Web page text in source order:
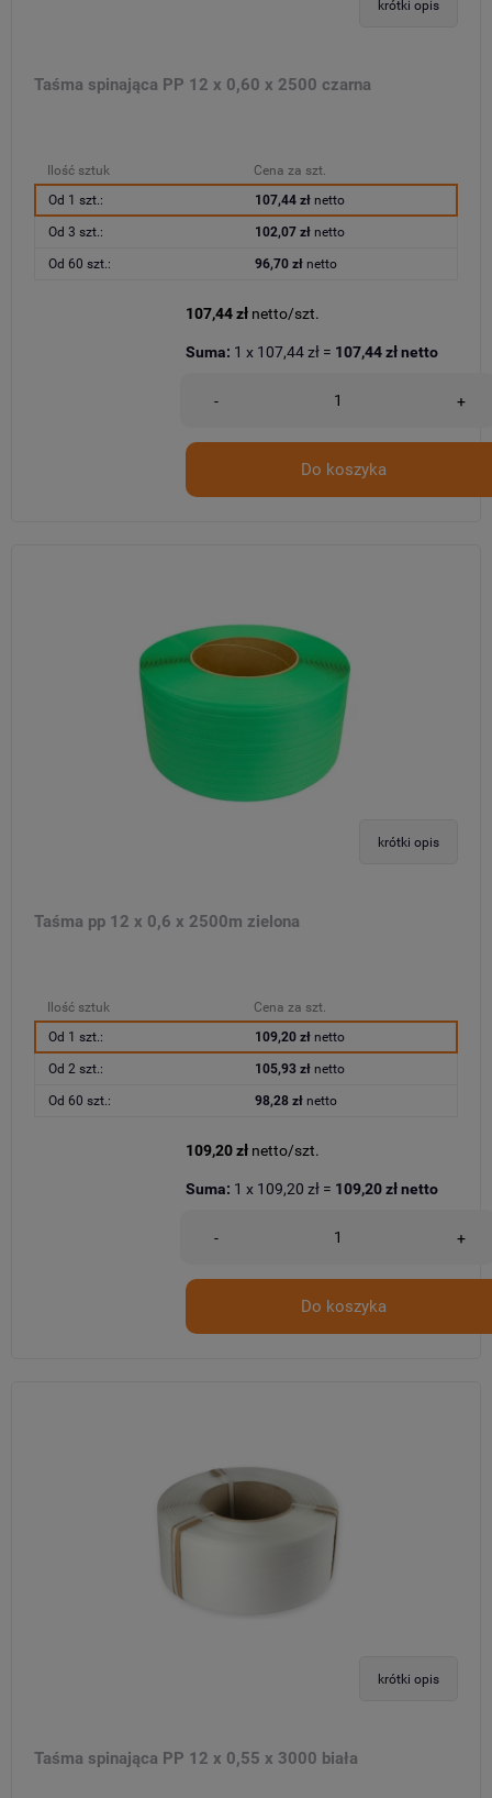
krótki opis
Taśma spinająca PP 12 x 0,60 x 2500 czarna
Ilość sztuk
Cena za szt.
Od 1 szt.:
107,44 złnetto
Od 3 szt.: 102,07 złnetto
Od 60 szt.: 96,70 złnetto
107,44 zł netto/szt.
- +
Do koszyka
Suma: 1 x 107,44 zł = 107,44 złnetto
krótki opis
Taśma pp 12 x 0,6 x 2500m zielona
Ilość sztuk
Cena za szt.
Od 1 szt.:
109,20 złnetto
Od 2 szt.: 105,93 złnetto
Od 60 szt.: 98,28 złnetto
109,20 zł netto/szt.
- +
Do koszyka
Suma: 1 x 109,20 zł = 109,20 złnetto
krótki opis
Taśma spinająca PP 12 x 0,55 x 3000 biała